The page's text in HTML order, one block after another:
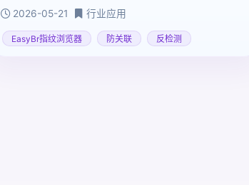
关键工具。EasyBR通过或随机化浏览器属性，帮助隐藏
用户数字指纹，避免被网站追踪检测。此类浏览器对于
跨境电商、社交媒体营销等领域至关重要，能够提供、
2026-05-21 行业应用
EasyBr指纹浏览器 防关联 反检测